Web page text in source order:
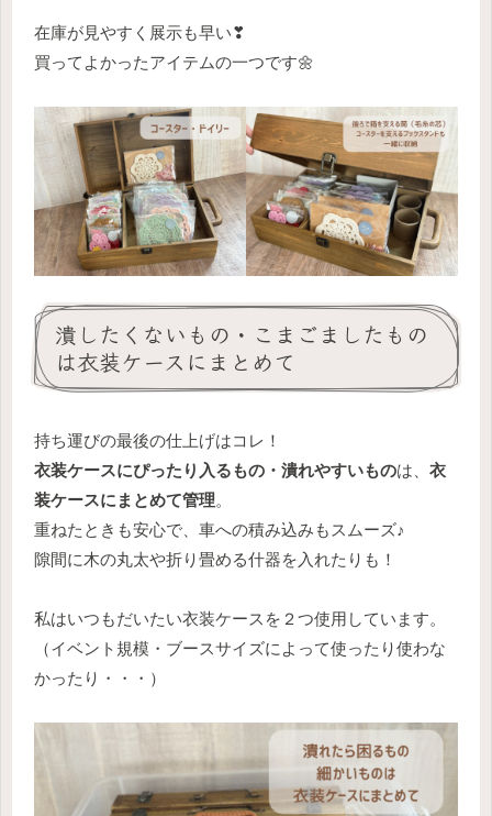
在庫が見やすく展示も早い❣
買ってよかったアイテムの一つです🌼
潰したくないもの・こまごましたもの
は衣装ケースにまとめて
持ち運びの最後の仕上げはコレ！
衣装ケースにぴったり入るもの・潰れやすいものは、 衣
装ケースにまとめて管理。
重ねたときも安心で、車への積み込みもスムーズ♪
隙間に木の丸太や折り畳める什器を入れたりも！
私はいつもだいたい衣装ケースを２つ使用しています。
（イベント規模・ブースサイズによって使ったり使わな
かったり・・・）